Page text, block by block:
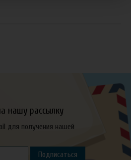
нашу рассылку
для получения нашей
Подписаться